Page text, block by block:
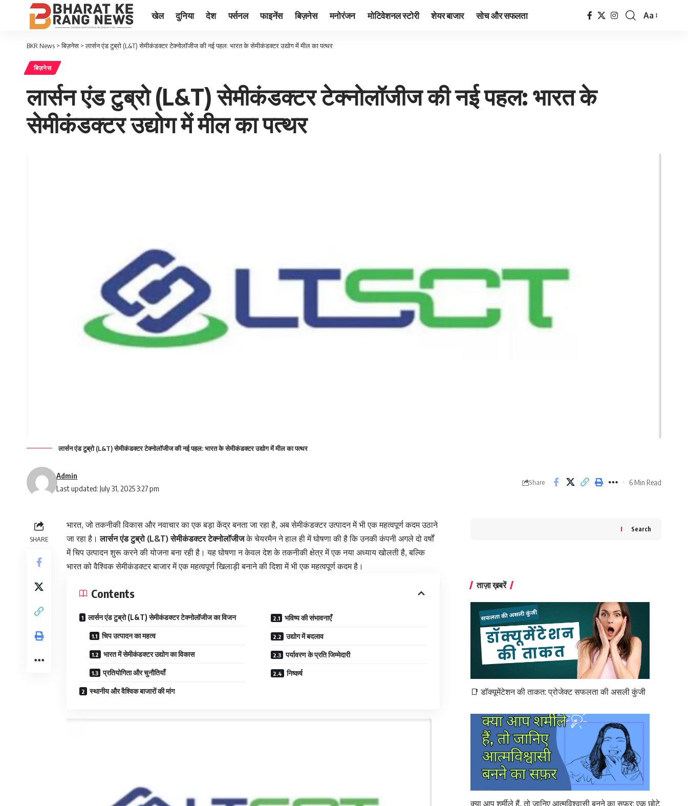
खेल दुनिया देश पर्सनल फाइनेंस बिज़नेस मनोरंजन मोटिवेशनल स्टोरी शेयर बाजार सोच और सफलता
Font
Aa
BKR News >बिज़नेस >लार्सन एंड टुब्रो (L&T) सेमीकंडक्टर टेक्नोलॉजीज की नई पहल: भारत के सेमीकंडक्टर उद्योग में मील का पत्थर
बिज़नेस
लार्सन एंड टुब्रो (L&T) सेमीकंडक्टर टेक्नोलॉजीज की नई पहल: भारत के
सेमीकंडक्टर उद्योग में मील का पत्थर
लार्सन एंड टुब्रो (L&T) सेमीकंडक्टर टेक्नोलॉजीज की नई पहल: भारत के सेमीकंडक्टर उद्योग में मील का पत्थर
Last updated: July 31, 2025 3:27 pm
Admin
Share 6 Min Read
SHARE
भारत, जो तकनीकी विकास और नवाचार का एक बड़ा केंद्र बनता जा रहा है, अब सेमीकंडक्टर उत्पादन में भी एक महत्वपूर्ण कदम उठाने
जा रहा है।लार्सन एंड टुब्रो (L&T) सेमीकंडक्टर टेक्नोलॉजीजके चेयरमैन ने हाल ही में घोषणा की है कि उनकी कंपनी अगले दो वर्षों
में चिप उत्पादन शुरू करने की योजना बना रही है। यह घोषणा न केवल देश के तकनीकी क्षेत्र में एक नया अध्याय खोलती है, बल्कि
भारत को वैश्विक सेमीकंडक्टर बाजार में एक महत्वपूर्ण खिलाड़ी बनाने की दिशा में भी एक महत्वपूर्ण कदम है।
Contents
लार्सन एंड टुब्रो (L&T) सेमीकंडक्टर टेक्नोलॉजीज का विजन
चिप उत्पादन का महत्व
भारत में सेमीकंडक्टर उद्योग का विकास
प्रतियोगिता और चुनौतियाँ
स्थानीय और वैश्विक बाजारों की मांग
भविष्य की संभावनाएँ
उद्योग में बदलाव
पर्यावरण के प्रति जिम्मेदारी
निष्कर्ष
Search
ताज़ा ख़बरें
📑 डॉक्यूमेंटेशन की ताकत: प्रोजेक्ट सफलता की असली कुंजी
क्या आप शर्मीले हैं, तो जानिए आत्मविश्वासी बनने का सफ़र: एक छोटे